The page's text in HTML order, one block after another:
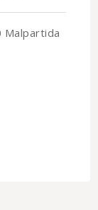
Malpartida